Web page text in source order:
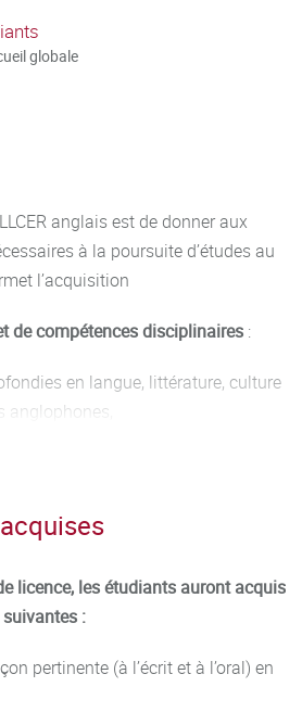
globale
anglais est de donner aux
à la poursuite d’études au
l’acquisition
de compétences disciplinaires :
en langue, littérature, culture
anglophones,
de production des connaissances
de la recherche dans la discipline,
:
générale garante de l’ouverture
et de l’esprit critique nécessaires à
maîtrise de la langue française
dans une ou deux autres
licence, les étudiants auront acquis
:
pertinente (à l’écrit et à l’oral) en